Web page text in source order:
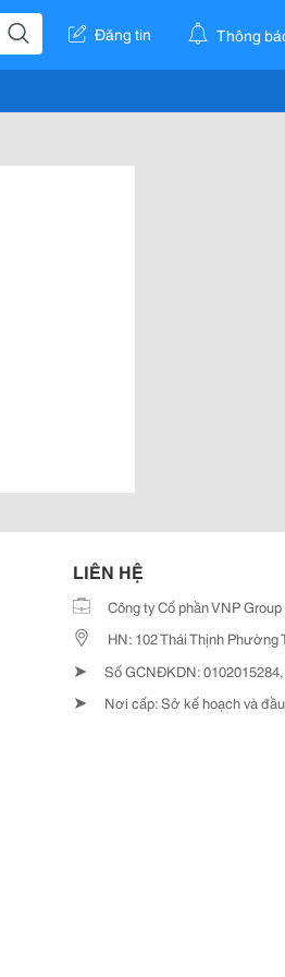
Đăng tin Thông
LIÊN HỆ
Công ty Cổ phần VNP Group
HN: 102 Thái Thịnh
➤ Số GCNĐKDN:
➤ Nơi cấp: Sở kế hoạch và